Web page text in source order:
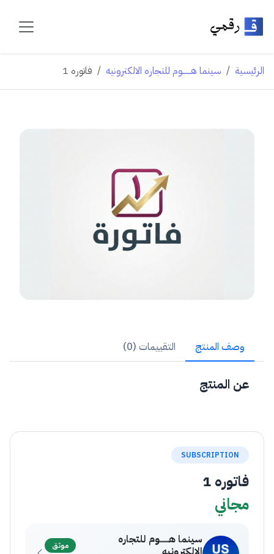
الرئيسية فاتوره 1
وصف المنتج التقييمات (0)
عن المنتج
SUBSCRIPTION
فاتوره 1
مجاني
‎سينما هـــــــوم للتجاره
موثق